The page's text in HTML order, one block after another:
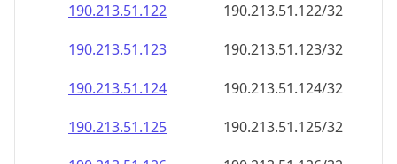
190.213.51.122
190.213.51.122/32
190.213.51.123
190.213.51.123/32
190.213.51.124
190.213.51.124/32
190.213.51.125
190.213.51.125/32